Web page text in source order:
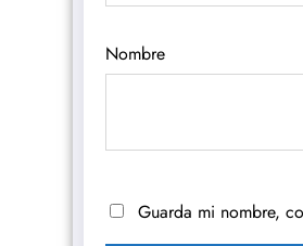
Nombre
Guarda mi nombre,